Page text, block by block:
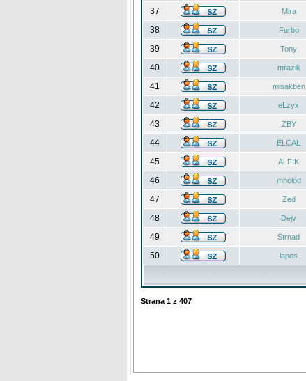
37
Mira
38
Furbo
39
Tony
40
mrazik
41
misakben
42
eLzyx
43
ZBY
44
ELCAL
45
ALFIK
46
mholod
47
Zed
48
Dejv
49
Strnad
50
lapos
Strana 1 z 407